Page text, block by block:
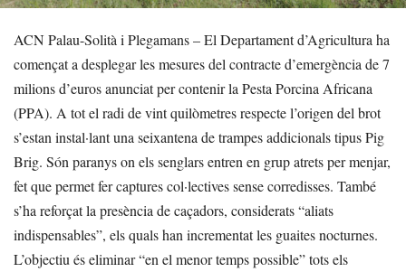
ACN Palau-Solità i Plegamans – El Departament d’Agricultura ha
començat a desplegar les mesures del contracte d’emergència de 7
milions d’euros anunciat per contenir la Pesta Porcina Africana
(PPA). A tot el radi de vint quilòmetres respecte l’origen del brot
s’estan instal·lant una seixantena de trampes addicionals tipus Pig
Brig. Són paranys on els senglars entren en grup atrets per menjar,
fet que permet fer captures col·lectives sense corredisses. També
s’ha reforçat la presència de caçadors, considerats “aliats
indispensables”, els quals han incrementat les guaites nocturnes.
L’objectiu és eliminar “en el menor temps possible” tots els